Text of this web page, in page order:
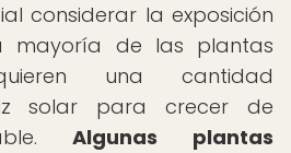
considerar la exposición
de las plantas
una cantidad
solar para crecer de
Algunas plantas